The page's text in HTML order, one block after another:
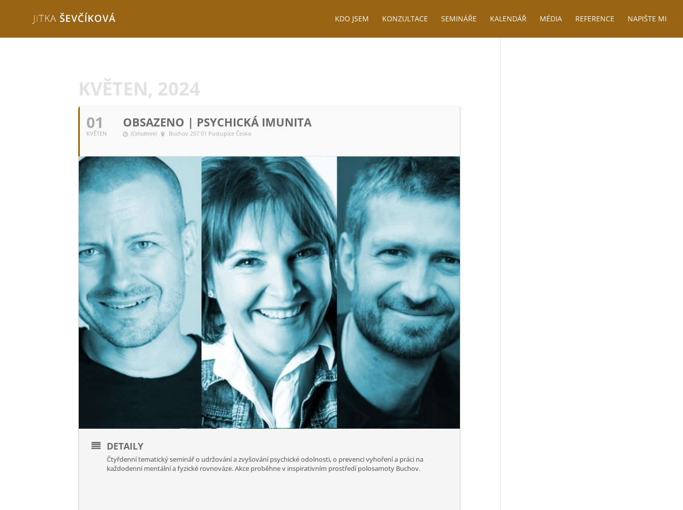
KDO JSEM KONZULTACE SEMINÁŘE KALENDÁŘ MÉDIA REFERENCE NAPIŠTE MI
KVĚTEN, 2024
01
KVĚTEN
OBSAZENO | PSYCHICKÁ IMUNITA
(Celodenní) Buchov 257 01 Postupice Česko
DETAILY
Čtyřdenní tematický seminář o udržování a zvyšování psychické odolnosti, o prevenci vyhoření a práci na
každodenní mentální a fyzické rovnováze. Akce proběhne v inspirativním prostředí polosamoty Buchov.